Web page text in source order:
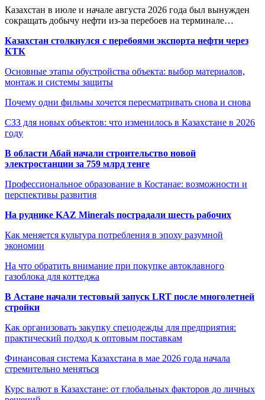
Казахстан в июле и начале августа 2026 года был вынужден
сокращать добычу нефти из-за перебоев на терминале…
Казахстан столкнулся с перебоями экспорта нефти через
КТК
Основные этапы обустройства объекта: выбор материалов,
монтаж и системы защиты
Почему одни фильмы хочется пересматривать снова и снова
СЗЗ для новых объектов: что изменилось в Казахстане в 2026
году
В области Абай начали строительство новой
электростанции за 759 млрд тенге
Профессиональное образование в Костанае: возможности и
перспективы развития
На руднике KAZ Minerals пострадали шесть рабочих
Как меняется культура потребления в эпоху разумной
экономии
На что обратить внимание при покупке автоклавного
газоблока для коттеджа
В Астане начали тестовый запуск LRT после многолетней
стройки
Как организовать закупку спецодежды для предприятия:
практический подход к оптовым поставкам
Финансовая система Казахстана в мае 2026 года начала
стремительно меняться
Курс валют в Казахстане: от глобальных факторов до личных